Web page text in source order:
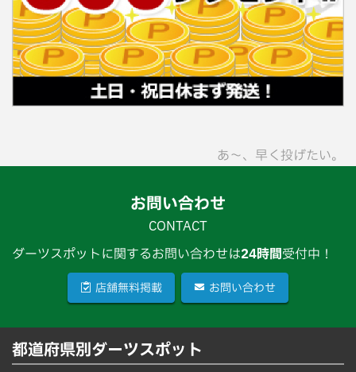
あ〜、早く投げたい。
お問い合わせ
CONTACT
ダーツスポットに関するお問い合わせは24時間受付中！
店舗無料掲載 お問い合わせ
都道府県別ダーツスポット